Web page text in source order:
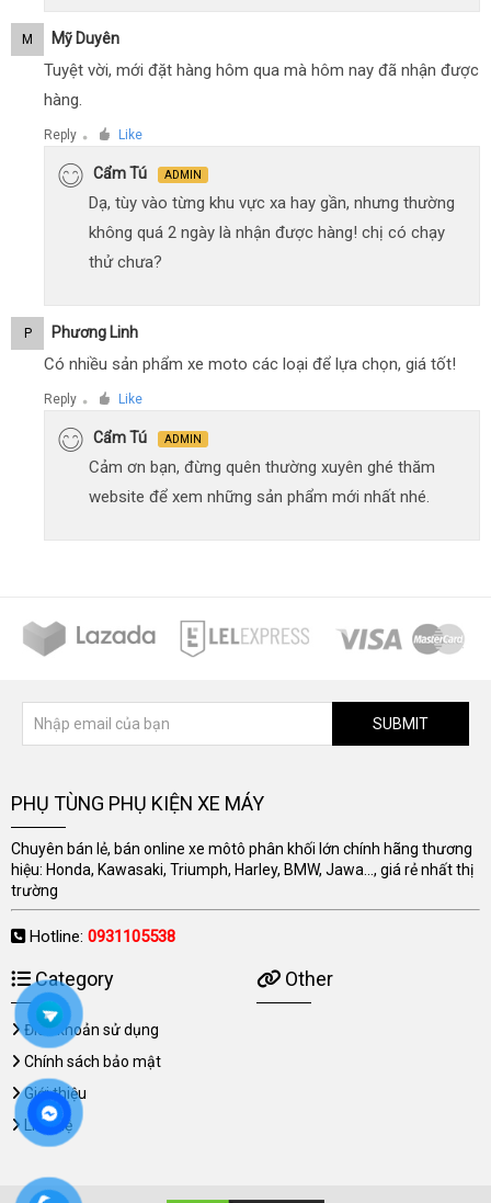
M Mỹ Duyên
Tuyệt vời, mới đặt hàng hôm qua mà hôm nay đã nhận được
hàng.
Reply ● Like
Cẩm Tú ADMIN
Dạ, tùy vào từng khu vực xa hay gần, nhưng thường
không quá 2 ngày là nhận được hàng! chị có chạy
thử chưa?
P Phương Linh
Có nhiều sản phẩm xe moto các loại để lựa chọn, giá tốt!
Reply ● Like
Cẩm Tú ADMIN
Cảm ơn bạn, đừng quên thường xuyên ghé thăm
website để xem những sản phẩm mới nhất nhé.
SUBMIT
PHỤ TÙNG PHỤ KIỆN XE MÁY
Chuyên bán lẻ, bán online xe môtô phân khối lớn chính hãng thương
hiệu: Honda, Kawasaki, Triumph, Harley, BMW, Jawa..., giá rẻ nhất thị
trường
Hotline: 0931105538
Category
Điều khoản sử dụng
Chính sách bảo mật
Giới thiệu
Liên hệ
Other